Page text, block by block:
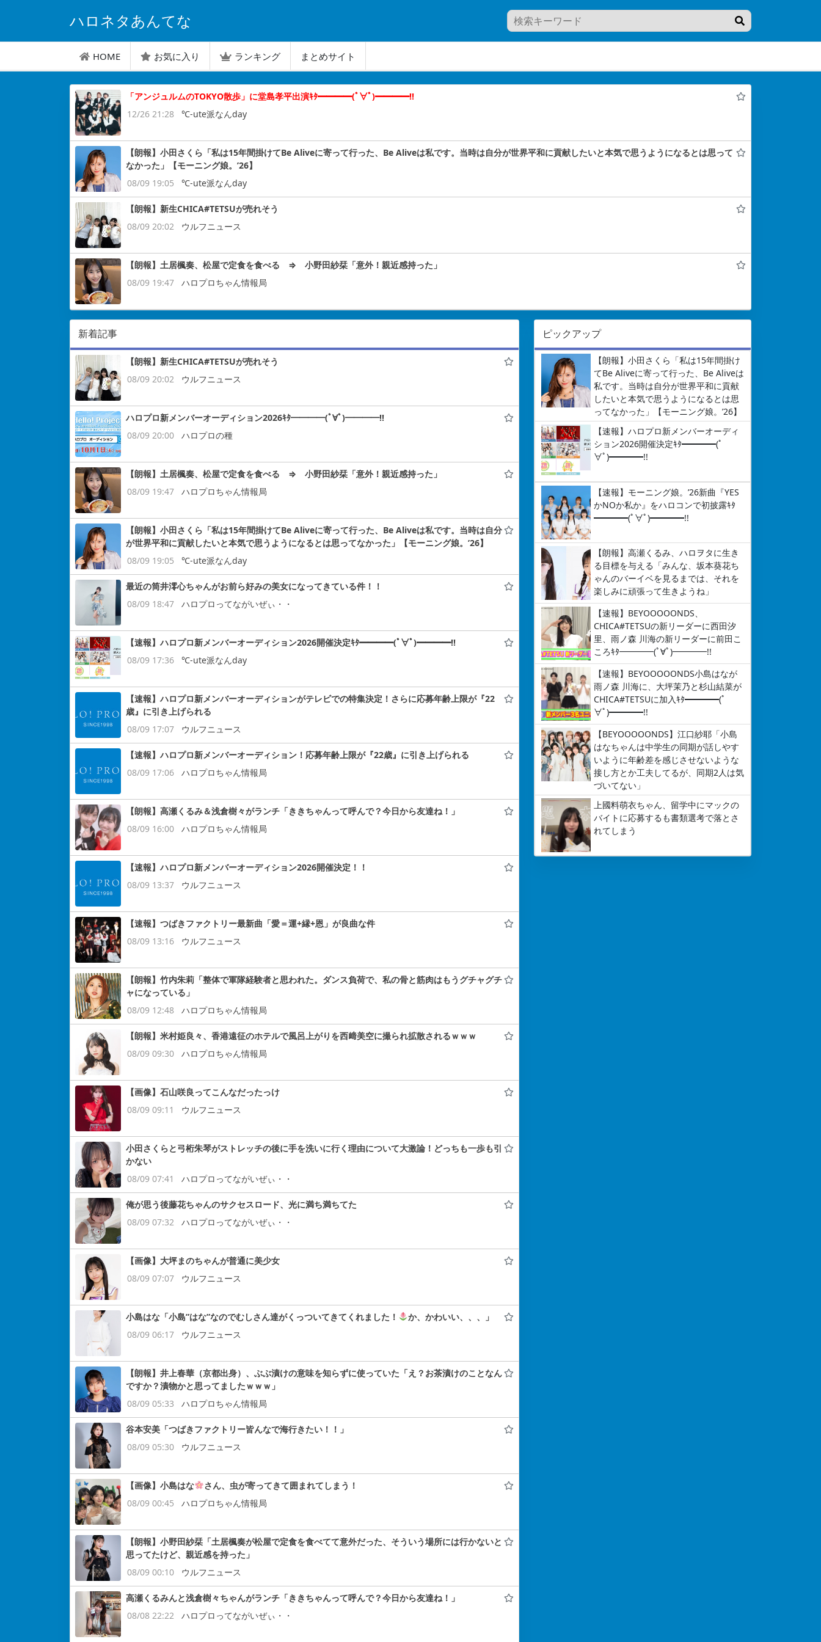
ハロネタあんてな
HOME お気に入り ランキング まとめサイト
「アンジュルムのTOKYO散歩」に堂島孝平出演ｷﾀ━━━━(ﾟ∀ﾟ)━━━━!!
12/26 21:28
℃-ute派なんday
【朗報】小田さくら「私は15年間掛けてBe Aliveに寄って行った、Be Aliveは私です。当時は自分が世界平和に貢献したいと本気で思うようになるとは思って
なかった」【モーニング娘。’26】
08/09 19:05
℃-ute派なんday
【朗報】新生CHICA#TETSUが売れそう
08/09 20:02
ウルフニュース
【朗報】土居楓奏、松屋で定食を食べる ⇒ 小野田紗栞「意外！親近感持った」
08/09 19:47
ハロプロちゃん情報局
ピックアップ
【朗報】小田さくら「私は15年間掛け
てBe Aliveに寄って行った、Be Aliveは
私です。当時は自分が世界平和に貢献
したいと本気で思うようになるとは思
ってなかった」【モーニング娘。’26】
【速報】ハロプロ新メンバーオーディ
ション2026開催決定ｷﾀ━━━━(ﾟ
∀ﾟ)━━━━!!
【速報】モーニング娘。’26新曲『YES
かNOか私か』をハロコンで初披露ｷﾀ
━━━━(ﾟ∀ﾟ)━━━━!!
【朗報】高瀬くるみ、ハロヲタに生き
る目標を与える「みんな、坂本葵花ち
ゃんのバーイベを見るまでは、それを
楽しみに頑張って生きようね」
【速報】BEYOOOOONDS、
CHICA#TETSUの新リーダーに西田汐
里、雨ノ森 川海の新リーダーに前田こ
ころｷﾀ━━━━(ﾟ∀ﾟ)━━━━!!
【速報】BEYOOOOONDS小島はなが
雨ノ森 川海に、大坪茉乃と杉山結菜が
CHICA#TETSUに加入ｷﾀ━━━━(ﾟ
∀ﾟ)━━━━!!
【BEYOOOOONDS】江口紗耶「小島
はなちゃんは中学生の同期が話しやす
いように年齢差を感じさせないような
接し方とか工夫してるが、同期2人は気
づいてない」
上國料萌衣ちゃん、留学中にマックの
バイトに応募するも書類選考で落とさ
れてしまう
新着記事
【朗報】新生CHICA#TETSUが売れそう
08/09 20:02
ウルフニュース
ハロプロ新メンバーオーディション2026ｷﾀ━━━━(ﾟ∀ﾟ)━━━━!!
08/09 20:00
ハロプロの種
【朗報】土居楓奏、松屋で定食を食べる ⇒ 小野田紗栞「意外！親近感持った」
08/09 19:47
ハロプロちゃん情報局
【朗報】小田さくら「私は15年間掛けてBe Aliveに寄って行った、Be Aliveは私です。当時は自分
が世界平和に貢献したいと本気で思うようになるとは思ってなかった」【モーニング娘。’26】
08/09 19:05
℃-ute派なんday
最近の筒井澪心ちゃんがお前ら好みの美女になってきている件！！
08/09 18:47
ハロプロってながいぜぃ・・
【速報】ハロプロ新メンバーオーディション2026開催決定ｷﾀ━━━━(ﾟ∀ﾟ)━━━━!!
08/09 17:36
℃-ute派なんday
【速報】ハロプロ新メンバーオーディションがテレビでの特集決定！さらに応募年齢上限が『22
歳』に引き上げられる
08/09 17:07
ウルフニュース
【速報】ハロプロ新メンバーオーディション！応募年齢上限が『22歳』に引き上げられる
08/09 17:06
ハロプロちゃん情報局
【朗報】高瀬くるみ＆浅倉樹々がランチ「ききちゃんって呼んで？今日から友達ね！」
08/09 16:00
ハロプロちゃん情報局
【速報】ハロプロ新メンバーオーディション2026開催決定！！
08/09 13:37
ウルフニュース
【速報】つばきファクトリー最新曲「愛＝運+縁+恩」が良曲な件
08/09 13:16
ウルフニュース
【朗報】竹内朱莉「整体で軍隊経験者と思われた。ダンス負荷で、私の骨と筋肉はもうグチャグチ
ャになっている」
08/09 12:48
ハロプロちゃん情報局
【朗報】米村姫良々、香港遠征のホテルで風呂上がりを西﨑美空に撮られ拡散されるｗｗｗ
08/09 09:30
ハロプロちゃん情報局
【画像】石山咲良ってこんなだったっけ
08/09 09:11
ウルフニュース
小田さくらと弓桁朱琴がストレッチの後に手を洗いに行く理由について大激論！どっちも一歩も引
かない
08/09 07:41
ハロプロってながいぜぃ・・
俺が思う後藤花ちゃんのサクセスロード、光に満ち満ちてた
08/09 07:32
ハロプロってながいぜぃ・・
【画像】大坪まのちゃんが普通に美少女
08/09 07:07
ウルフニュース
小島はな「小島”はな”なのでむしさん達がくっついてきてくれました！
か、かわいい、、、」
08/09 06:17
ウルフニュース
【朗報】井上春華（京都出身）、ぶぶ漬けの意味を知らずに使っていた「え？お茶漬けのことなん
ですか？漬物かと思ってましたｗｗｗ」
08/09 05:33
ハロプロちゃん情報局
谷本安美「つばきファクトリー皆んなで海行きたい！！」
08/09 05:30
ウルフニュース
【画像】小島はな
さん、虫が寄ってきて囲まれてしまう！
08/09 00:45
ハロプロちゃん情報局
【朗報】小野田紗栞「土居楓奏が松屋で定食を食べてて意外だった、そういう場所には行かないと
思ってたけど、親近感を持った」
08/09 00:10
ウルフニュース
高瀬くるみんと浅倉樹々ちゃんがランチ「ききちゃんって呼んで？今日から友達ね！」
08/08 22:22
ハロプロってながいぜぃ・・